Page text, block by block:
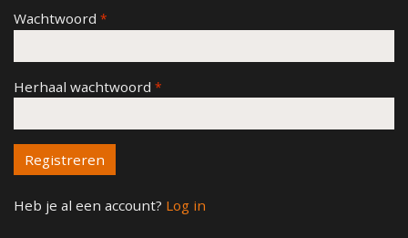
Wachtwoord
Herhaal wachtwoord
Heb je al een account? Log in